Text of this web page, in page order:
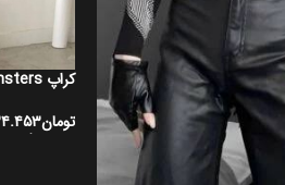
کراپ partie monsters
تومان
انتخاب